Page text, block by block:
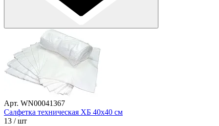
Арт. WN00041367
Салфетка техническая ХБ 40х40 см
13 / шт